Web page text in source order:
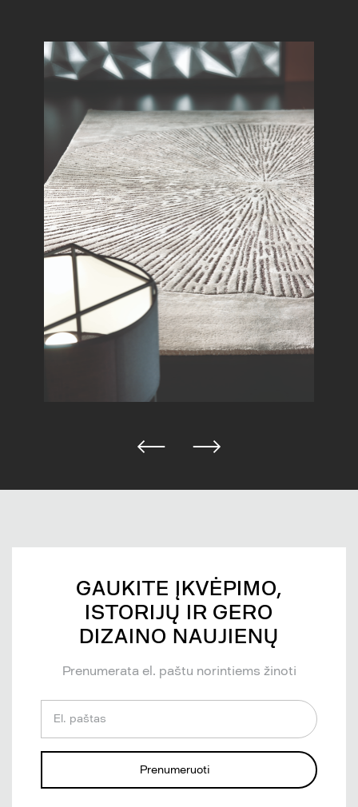
GAUKITE ĮKVĖPIMO,
ISTORIJŲ IR GERO
DIZAINO NAUJIENŲ
Prenumerata el. paštu norintiems žinoti
El. paštas
Prenumeruoti